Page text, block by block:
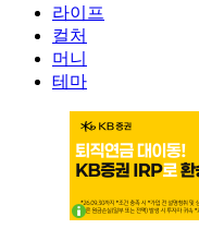
라이프
컬처
머니
테마